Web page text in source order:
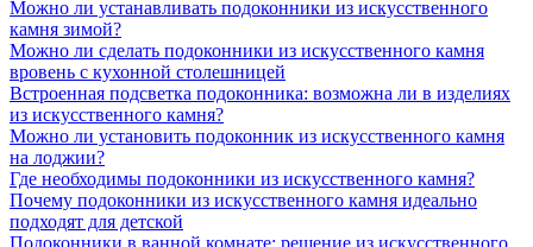
Можно ли устанавливать подоконники из искусственного
камня зимой?
Можно ли сделать подоконники из искусственного камня
вровень с кухонной столешницей
Встроенная подсветка подоконника: возможна ли в изделиях
из искусственного камня?
Можно ли установить подоконник из искусственного камня
на лоджии?
Где необходимы подоконники из искусственного камня?
Почему подоконники из искусственного камня идеально
подходят для детской